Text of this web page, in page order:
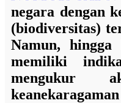
negara dengan
(biodiversitas)
Namun,
memiliki
mengukur